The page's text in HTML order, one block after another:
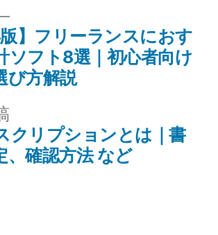
の
投
クリプションとは｜書
、確認方法 など
前
の
投
稿:
】フリーランスにおす
ソフト8選｜初心者向け
び方解説